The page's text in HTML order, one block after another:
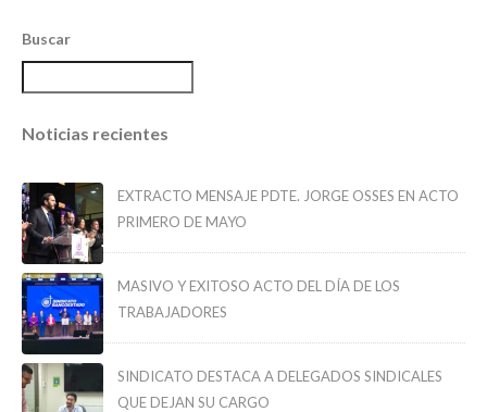
Buscar
Noticias recientes
EXTRACTO MENSAJE PDTE. JORGE OSSES EN ACTO
PRIMERO DE MAYO
MASIVO Y EXITOSO ACTO DEL DÍA DE LOS
TRABAJADORES
SINDICATO DESTACA A DELEGADOS SINDICALES
QUE DEJAN SU CARGO